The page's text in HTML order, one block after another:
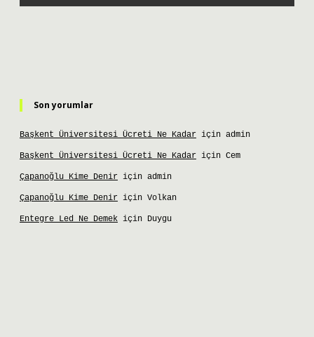
Son yorumlar
Başkent Üniversitesi Ücreti Ne Kadar için admin
Başkent Üniversitesi Ücreti Ne Kadar için Cem
Çapanoğlu Kime Denir için admin
Çapanoğlu Kime Denir için Volkan
Entegre Led Ne Demek için Duygu